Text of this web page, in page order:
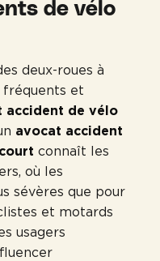
de vélo
deux-roues à
fréquents et
accident de vélo
avocat accident
connaît les
où les
sévères que pour
et motards
usagers